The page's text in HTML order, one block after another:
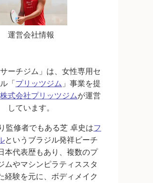
運営会社情報
ーチジム」は、女性専用セ
「プリッツジム 」事業を提
株式会社プリッツジムが運営
しています。
監修者でもある芝 卓史はフ
というブラジル発祥ビーチ
本代表歴もあり、複数のプ
ムやマシンピラティススタ
経験を元に、ボディメイク